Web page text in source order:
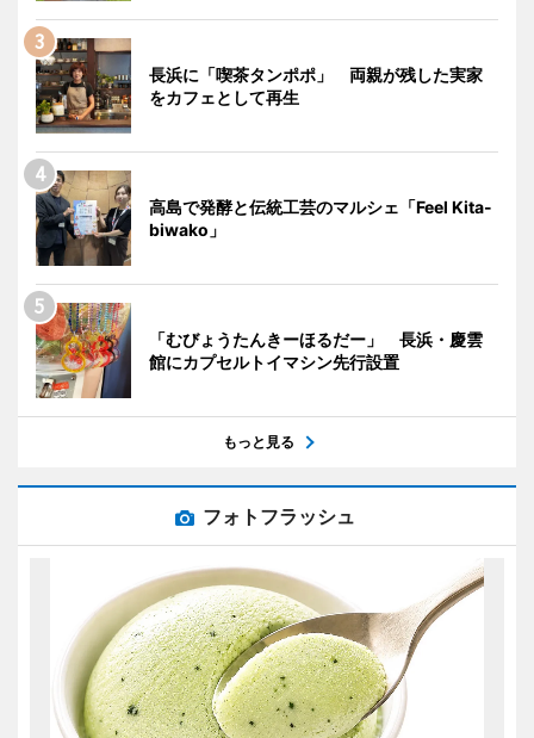
長浜に「喫茶タンポポ」 両親が残した実家
をカフェとして再生
高島で発酵と伝統工芸のマルシェ「Feel Kita-
biwako」
「むびょうたんきーほるだー」 長浜・慶雲
館にカプセルトイマシン先行設置
もっと見る
フォトフラッシュ